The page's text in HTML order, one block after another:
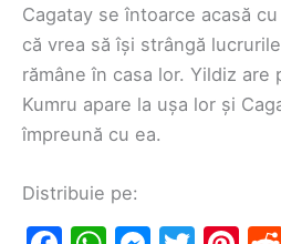
Cagatay se întoarce acasă
că vrea să își strângă
rămâne în casa lor. Yildiz
Kumru apare la ușa lor și
împreună cu ea.
Distribuie pe: